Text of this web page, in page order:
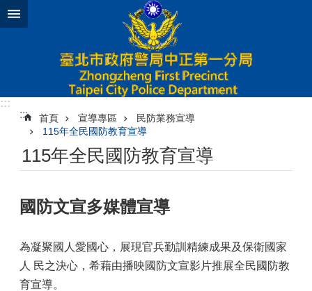
跳到主要內容區塊
:::
:::
首頁 宣導專區
民防業務宣導
115年全民國防教育宣導
115年全民國防教育宣導
國防文宣多媒體宣導
為凝聚國人愛國心，展現官兵勤訓精練成果及保衛國家
人 民之決心，希藉由播映國防文宣影片推展全民國防教
育宣導。